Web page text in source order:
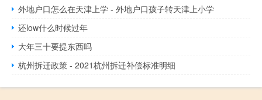
外地户口怎么在天津上学 - 外地户口孩子转天津上小学
还low什么时候过年
大年三十要提东西吗
杭州拆迁政策 - 2021杭州拆迁补偿标准明细